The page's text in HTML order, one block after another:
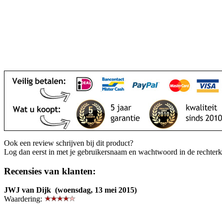
Ook een review schrijven bij dit product?
Log dan eerst in met je gebruikersnaam en wachtwoord in de
Recensies van klanten:
JWJ van Dijk (woensdag, 13 mei 2015)
Waardering: